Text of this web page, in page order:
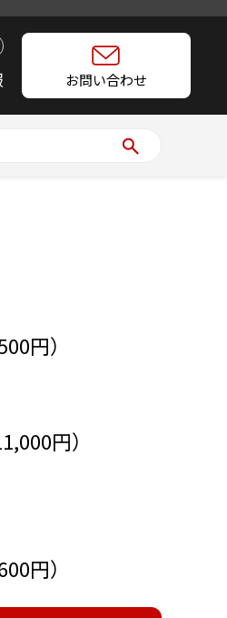
お問い合わせ
円）
円）
円）